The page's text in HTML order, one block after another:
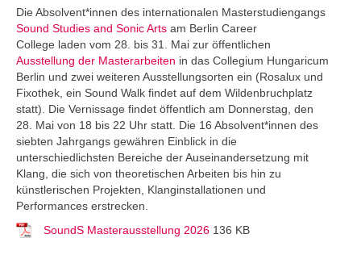
Die Absolvent*innen des internationalen Masterstudiengangs
Sound Studies and Sonic Arts am Berlin Career
College laden vom 28. bis 31. Mai zur öffentlichen
Ausstellung der Masterarbeiten in das Collegium Hungaricum
Berlin und zwei weiteren Ausstellungsorten ein (Rosalux und
Fixothek, ein Sound Walk findet auf dem Wildenbruchplatz
statt). Die Vernissage findet öffentlich am Donnerstag, den
28. Mai von 18 bis 22 Uhr statt. Die 16 Absolvent*innen des
siebten Jahrgangs gewähren Einblick in die
unterschiedlichsten Bereiche der Auseinandersetzung mit
Klang, die sich von theoretischen Arbeiten bis hin zu
künstlerischen Projekten, Klanginstallationen und
Performances erstrecken.
SoundS Masterausstellung 2026 136 KB